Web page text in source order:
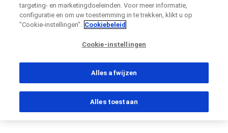
Longkanker
Rechtstreeks contact opnemen met Roche voor
vragen
Contact the hospital directly
Persoonlijke gegevens
Voornaam
Persoonlijke gegevens
Directly contact the sponsor for questions
targeting- en marketingdoeleinden. Voor meer informatie,
configuratie en om uw toestemming in te trekken, klikt u op
"Cookie-instellingen". Cookiebeleid
Cookie-instellingen
Alles afwijzen
Alles toestaan